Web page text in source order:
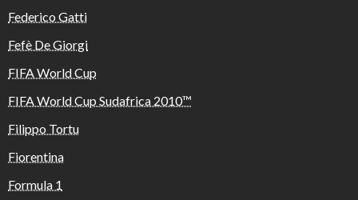
Federico Gatti
Fefè De Giorgi
FIFA World Cup
FIFA World Cup Sudafrica 2010™️
Filippo Tortu
Fiorentina
Formula 1